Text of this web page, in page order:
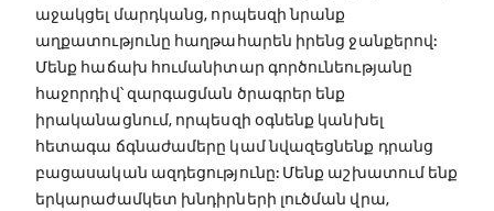
աջակցել մարդկանց, որպեսզի նրանք
աղքատությունը հաղթահարեն իրենց ջանքերով:
Մենք հաճախ հումանիտար գործունեությանը
հաջորդիվ՝ զարգացման ծրագրեր ենք
իրականացնում, որպեսզի օգնենք կանխել
հետագա ճգնաժամերը կամ նվազեցնենք դրանց
բացասական ազդեցությունը: Մենք աշխատում ենք
երկարաժամկետ խնդիրների լուծման վրա,